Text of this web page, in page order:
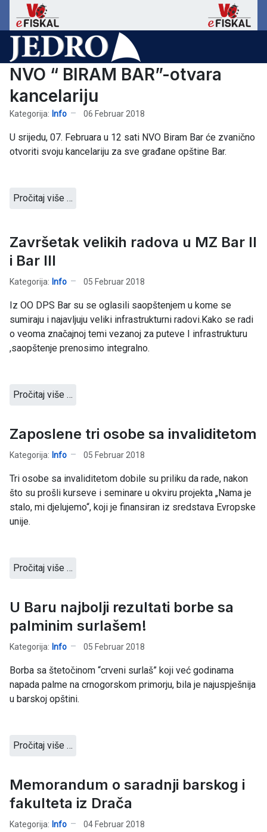
NVO “ BIRAM BAR”-otvara
kancelariju
Kategorija: Info 06 Februar 2018
U srijedu, 07. Februara u 12 sati NVO Biram Bar će zvanično
otvoriti svoju kancelariju za sve građane opštine Bar.
Pročitaj više …
Završetak velikih radova u MZ Bar II
i Bar III
Kategorija: Info 05 Februar 2018
Iz OO DPS Bar su se oglasili saopštenjem u kome se
sumiraju i najavljuju veliki infrastrukturni radovi.Kako se radi
o veoma značajnoj temi vezanoj za puteve I infrastrukturu
,saopštenje prenosimo integralno.
Pročitaj više …
Zaposlene tri osobe sa invaliditetom
Kategorija: Info 05 Februar 2018
Tri osobe sa invaliditetom dobile su priliku da rade, nakon
što su prošli kurseve i seminare u okviru projekta „Nama je
stalo, mi djelujemo“, koji je finansiran iz sredstava Evropske
unije.
Pročitaj više …
U Baru najbolji rezultati borbe sa
palminim surlašem!
Kategorija: Info 05 Februar 2018
Borba sa štetočinom “crveni surlaš” koji već godinama
napada palme na crnogorskom primorju, bila je najuspješnija
u barskoj opštini.
Pročitaj više …
Memorandum o saradnji barskog i
fakulteta iz Drača
Kategorija: Info 04 Februar 2018